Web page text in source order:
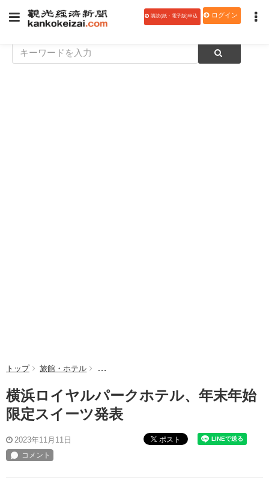
購読(紙・電子版)申込 ログイン
トップ 旅館・ホテル 横浜ロイヤルパークホテル、年末年始限定スイ
横浜ロイヤルパークホテル、年末年始
限定スイーツ発表
2023年11月11日 ポスト